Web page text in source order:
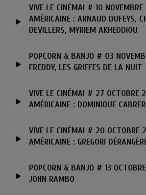
VIVE LE CINÉMA! # 10
AMÉRICAINE : ARNAUD DUFEYS,
DEVILLERS, MYRIEM AKHEDDIOU
POPCORN & BANJO # 03
FREDDY, LES GRIFFES DE LA NUIT
VIVE LE CINÉMA! # 27 OCTOBRE
AMÉRICAINE : DOMINIQUE
VIVE LE CINÉMA! # 20 OCTOBRE
AMÉRICAINE : GREGORI
POPCORN & BANJO # 13
JOHN RAMBO